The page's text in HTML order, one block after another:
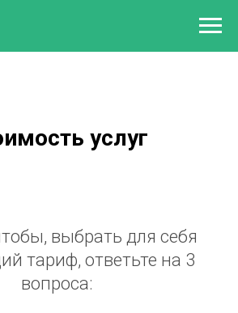
услуг
выбрать для себя
тариф, ответьте на 3
вопроса: